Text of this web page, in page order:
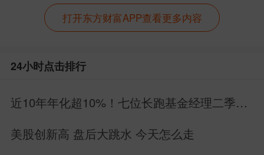
打开东方财富APP查看更多内容
24小时点击排行
近10年年化超10%！七位长跑基金经理二季报
美股创新高 盘后大跳水 今天怎么走